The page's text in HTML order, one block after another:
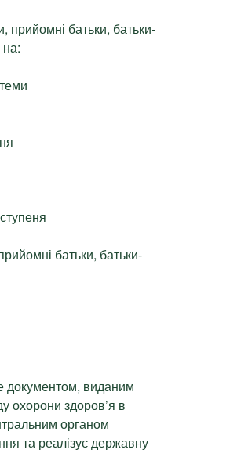
прийомні батьки, батьки-
на:
батьки, батьки-
документом, виданим
охорони здоров’я в
органом
та реалізує державну